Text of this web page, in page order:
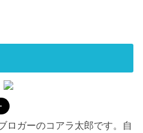
ロガーのコアラ太郎です。自